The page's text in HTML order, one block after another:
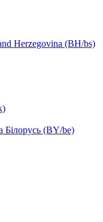
Herzegovina (BH/bs)
Білорусь (BY/be)